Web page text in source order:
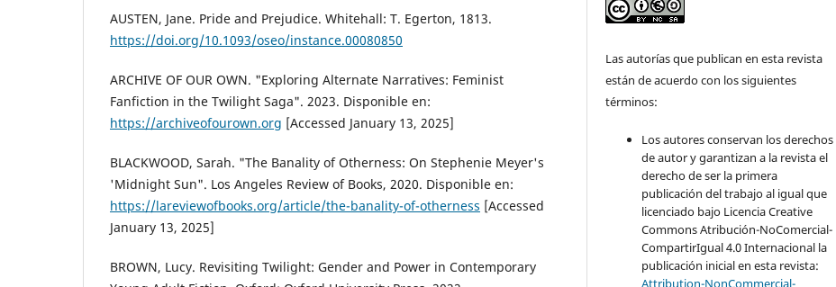
AUSTEN, Jane. Pride and Prejudice. Whitehall: T. Egerton, 1813.
https://doi.org/10.1093/oseo/instance.00080850
ARCHIVE OF OUR OWN. "Exploring Alternate Narratives: Feminist
Fanfiction in the Twilight Saga". 2023. Disponible en:
https://archiveofourown.org [Accessed January 13, 2025]
BLACKWOOD, Sarah. "The Banality of Otherness: On Stephenie Meyer's
'Midnight Sun". Los Angeles Review of Books, 2020. Disponible en:
https://lareviewofbooks.org/article/the-banality-of-otherness [Accessed
January 13, 2025]
BROWN, Lucy. Revisiting Twilight: Gender and Power in Contemporary
Las autorías que publican en esta revista
están de acuerdo con los siguientes
términos:
Los autores conservan los derechos
de autor y garantizan a la revista el
derecho de ser la primera
publicación del trabajo al igual que
licenciado bajo Licencia Creative
Commons Atribución-NoComercial-
CompartirIgual 4.0 Internacional la
publicación inicial en esta revista:
Attribution-NonCommercial-